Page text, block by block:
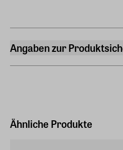
Angaben zur
Deutschland (EU)
Ähnliche Produkte